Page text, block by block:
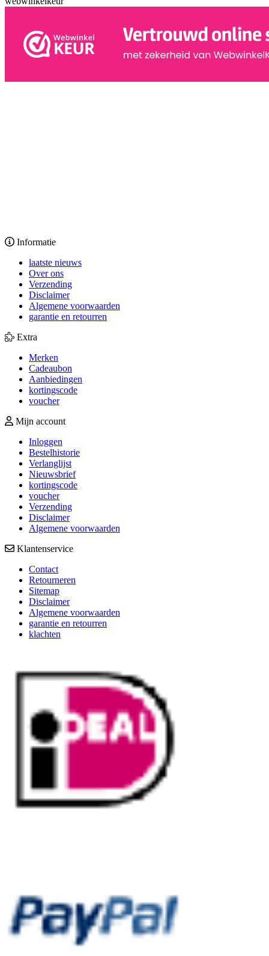
Informatie
laatste nieuws
Over ons
Verzending
Disclaimer
Algemene voorwaarden
garantie en retourren
Extra
Merken
Cadeaubon
Aanbiedingen
kortingscode
voucher
Mijn account
Inloggen
Bestelhistorie
Verlanglijst
Nieuwsbrief
kortingscode
voucher
Verzending
Disclaimer
Algemene voorwaarden
Klantenservice
Contact
Retourneren
Sitemap
Disclaimer
Algemene voorwaarden
garantie en retourren
klachten